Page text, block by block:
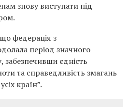
знову виступати під
що федерація з
період значного
забезпечивши єдність
та справедливість змагань
країн”.